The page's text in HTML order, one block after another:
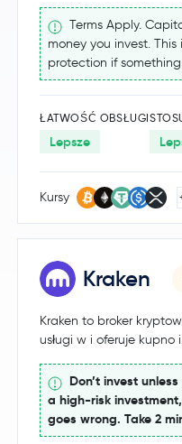
Terms Apply.
money you invest.
protection if
ŁATWOŚĆ OBSŁUGI
Lepsze
Kursy
Kraken
Kraken to broker
usługi w i oferuje
Don’t invest
a high-risk
goes wrong. Take 2